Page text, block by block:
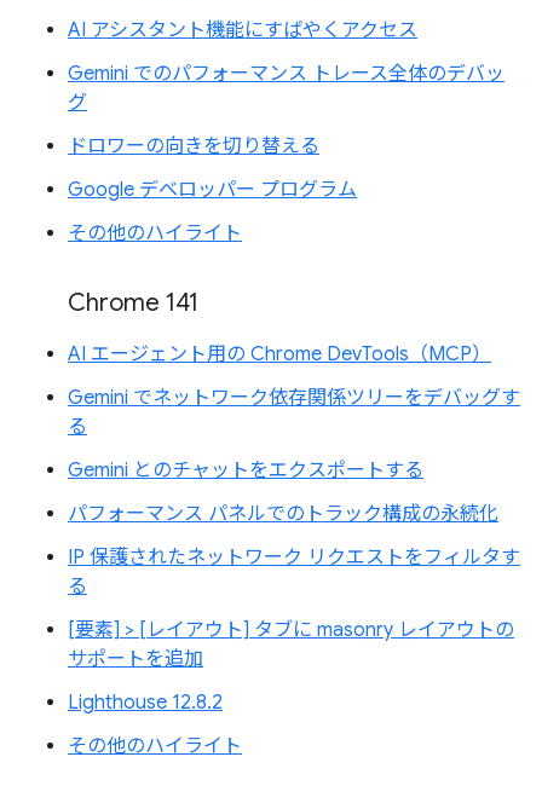
AI アシスタント機能にすばやくアクセス
Gemini でのパフォーマンス トレース全体のデバッ
グ
ドロワーの向きを切り替える
Google デベロッパー プログラム
その他のハイライト
Chrome 141
AI エージェント用の Chrome DevTools（MCP）
Gemini でネットワーク依存関係ツリーをデバッグす
る
Gemini とのチャットをエクスポートする
パフォーマンス パネルでのトラック構成の永続化
IP 保護されたネットワーク リクエストをフィルタす
る
[要素] > [レイアウト] タブに masonry レイアウトの
サポートを追加
Lighthouse 12.8.2
その他のハイライト